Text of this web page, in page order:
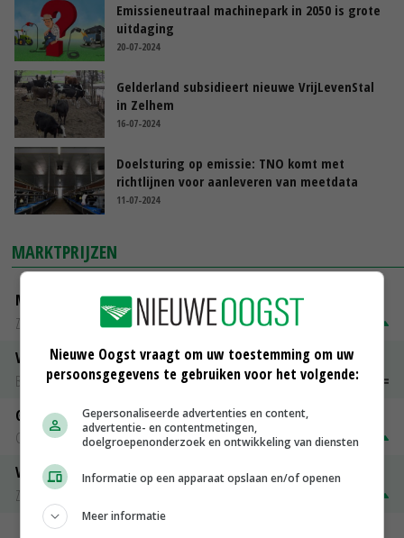
Emissieneutraal machinepark in 2050 is grote
uitdaging
20-07-2024
Gelderland subsidieert nieuwe VrijLevenStal
in Zelhem
16-07-2024
Doelsturing op emissie: TNO komt met
richtlijnen voor aanleveren van meetdata
11-07-2024
MARKTPRIJZEN
Magere melkpoeder
Zuivel NL
€ 269,00
Vleeskuikens 2001-2600 gr
Barneveld
€ 1,09~ € 1,11
Gerst
Groningen
€ 197,00 € 2,00
Volle melkpoeder
Zuivel NL
Nieuwe Oogst vraagt om uw toestemming om uw
persoonsgegevens te gebruiken voor het volgende:
Gepersonaliseerde advertenties en content,
advertentie- en contentmetingen,
doelgroepenonderzoek en ontwikkeling van diensten
Informatie op een apparaat opslaan en/of openen
Meer informatie